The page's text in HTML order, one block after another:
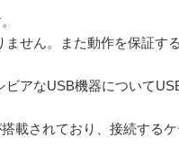
せん。また動作を保証す
アなUSB機器について
載されており、接続する